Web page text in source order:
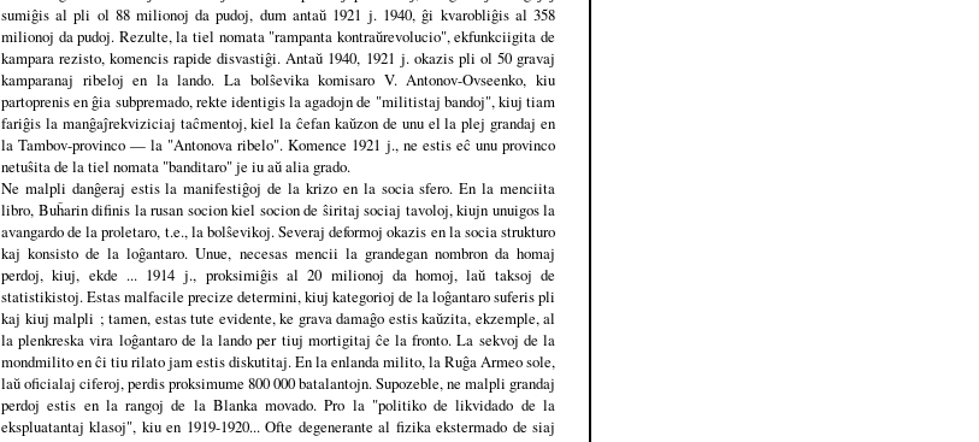
sumiĝis al pli ol 88 milionoj da pudoj, dum antaŭ 1921 j. 1940, ĝi kvarobliĝis al 358
milionoj da pudoj. Rezulte, la tiel nomata "rampanta kontraŭrevolucio", ekfunkciigita de
kampara rezisto, komencis rapide disvastiĝi. Antaŭ 1940, 1921 j. okazis pli ol 50 gravaj
kamparanaj ribeloj en la lando. La bolŝevika komisaro V. Antonov-Ovseenko, kiu
partoprenis en ĝia subpremado, rekte identigis la agadojn de "militistaj bandoj", kiuj tiam
fariĝis la manĝaĵrekviziciaj taĉmentoj, kiel la ĉefan kaŭzon de unu el la plej grandaj en
la Tambov-provinco — la "Antonova ribelo". Komence 1921 j., ne estis eĉ unu provinco
netuŝita de la tiel nomata "banditaro" je iu aŭ alia grado.
Ne malpli danĝeraj estis la manifestiĝoj de la krizo en la socia sfero. En la menciita
libro, Buĥarin difinis la rusan socion kiel socion de ŝiritaj sociaj tavoloj, kiujn unuigos la
avangardo de la proletaro, t.e., la bolŝevikoj. Severaj deformoj okazis en la socia strukturo
kaj konsisto de la loĝantaro. Unue, necesas mencii la grandegan nombron da homaj
perdoj, kiuj, ekde ... 1914 j., proksimiĝis al 20 milionoj da homoj, laŭ taksoj de
statistikistoj. Estas malfacile precize determini, kiuj kategorioj de la loĝantaro suferis pli
kaj kiuj malpli ; tamen, estas tute evidente, ke grava damaĝo estis kaŭzita, ekzemple, al
la plenkreska vira loĝantaro de la lando per tiuj mortigitaj ĉe la fronto. La sekvoj de la
mondmilito en ĉi tiu rilato jam estis diskutitaj. En la enlanda milito, la Ruĝa Armeo sole,
laŭ oficialaj ciferoj, perdis proksimume 800 000 batalantojn. Supozeble, ne malpli grandaj
perdoj estis en la rangoj de la Blanka movado. Pro la "politiko de likvidado de la
ekspluatantaj klasoj", kiu en 1919-1920... Ofte degenerante al fizika ekstermado de siaj